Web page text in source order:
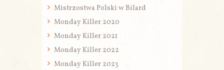
Mistrzostwa Polski w Bilard
Monday Killer 2020
Monday Killer 2021
Monday Killer 2022
Monday Killer 2023